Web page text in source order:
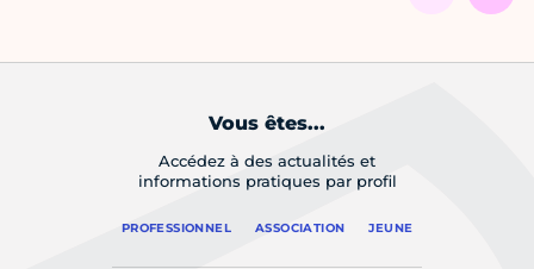
Vous êtes...
Accédez à des actualités et
informations pratiques par profil
PROFESSIONNEL ASSOCIATION JEUNE